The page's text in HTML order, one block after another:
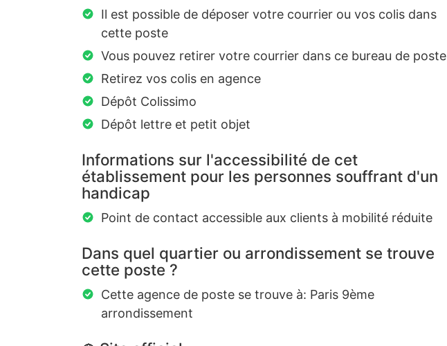
Il est possible de déposer votre courrier ou vos colis dans
cette poste
Vous pouvez retirer votre courrier dans ce bureau de poste
Retirez vos colis en agence
Dépôt Colissimo
Dépôt lettre et petit objet
Informations sur l'accessibilité de cet
établissement pour les personnes souffrant d'un
handicap
Point de contact accessible aux clients à mobilité réduite
Dans quel quartier ou arrondissement se trouve
cette poste ?
Cette agence de poste se trouve à: Paris 9ème
arrondissement